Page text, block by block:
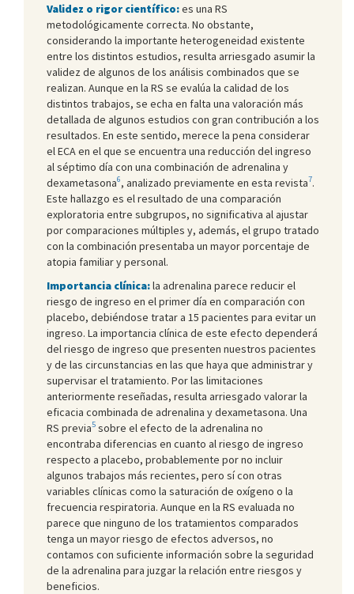
Validez o rigor científico:es una RS
metodológicamente correcta. No obstante,
considerando la importante heterogeneidad existente
entre los distintos estudios, resulta arriesgado asumir la
validez de algunos de los análisis combinados que se
realizan. Aunque en la RS se evalúa la calidad de los
distintos trabajos, se echa en falta una valoración más
detallada de algunos estudios con gran contribución a los
resultados. En este sentido, merece la pena considerar
el ECA en el que se encuentra una reducción del ingreso
al séptimo día con una combinación de adrenalina y
dexametasona6, analizado previamente en esta revista7.
Este hallazgo es el resultado de una comparación
exploratoria entre subgrupos, no significativa al ajustar
por comparaciones múltiples y, además, el grupo tratado
con la combinación presentaba un mayor porcentaje de
atopia familiar y personal.
Importancia clínica:la adrenalina parece reducir el
riesgo de ingreso en el primer día en comparación con
placebo, debiéndose tratar a 15 pacientes para evitar un
ingreso. La importancia clínica de este efecto dependerá
del riesgo de ingreso que presenten nuestros pacientes
y de las circunstancias en las que haya que administrar y
supervisar el tratamiento. Por las limitaciones
anteriormente reseñadas, resulta arriesgado valorar la
eficacia combinada de adrenalina y dexametasona. Una
RS previa5 sobre el efecto de la adrenalina no
encontraba diferencias en cuanto al riesgo de ingreso
respecto a placebo, probablemente por no incluir
algunos trabajos más recientes, pero sí con otras
variables clínicas como la saturación de oxígeno o la
frecuencia respiratoria. Aunque en la RS evaluada no
parece que ninguno de los tratamientos comparados
tenga un mayor riesgo de efectos adversos, no
contamos con suficiente información sobre la seguridad
de la adrenalina para juzgar la relación entre riesgos y
beneficios.